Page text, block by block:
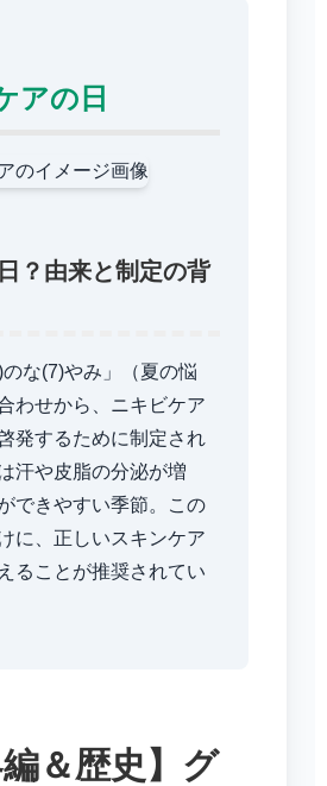
アの日
？由来と制定の背
のな(7)やみ」（夏の悩
わせから、ニキビケア
発するために制定され
汗や皮脂の分泌が増
できやすい季節。この
に、正しいスキンケア
ることが推奨されてい
編＆歴史】グ